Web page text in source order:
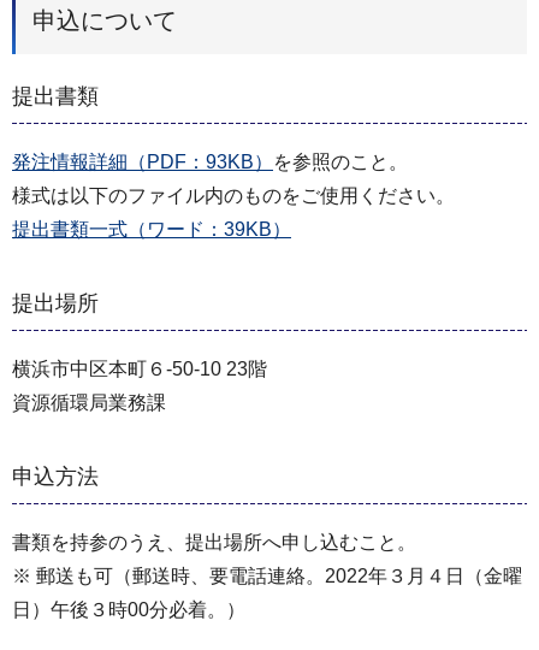
申込について
提出書類
発注情報詳細（PDF：93KB）
を参照のこと。
様式は以下のファイル内のものをご使用ください。
提出書類一式（ワード：39KB）
提出場所
横浜市中区本町６-50-10 23階
資源循環局業務課
申込方法
書類を持参のうえ、提出場所へ申し込むこと。
※ 郵送も可（郵送時、要電話連絡。2022年３月４日（金曜
日）午後３時00分必着。）